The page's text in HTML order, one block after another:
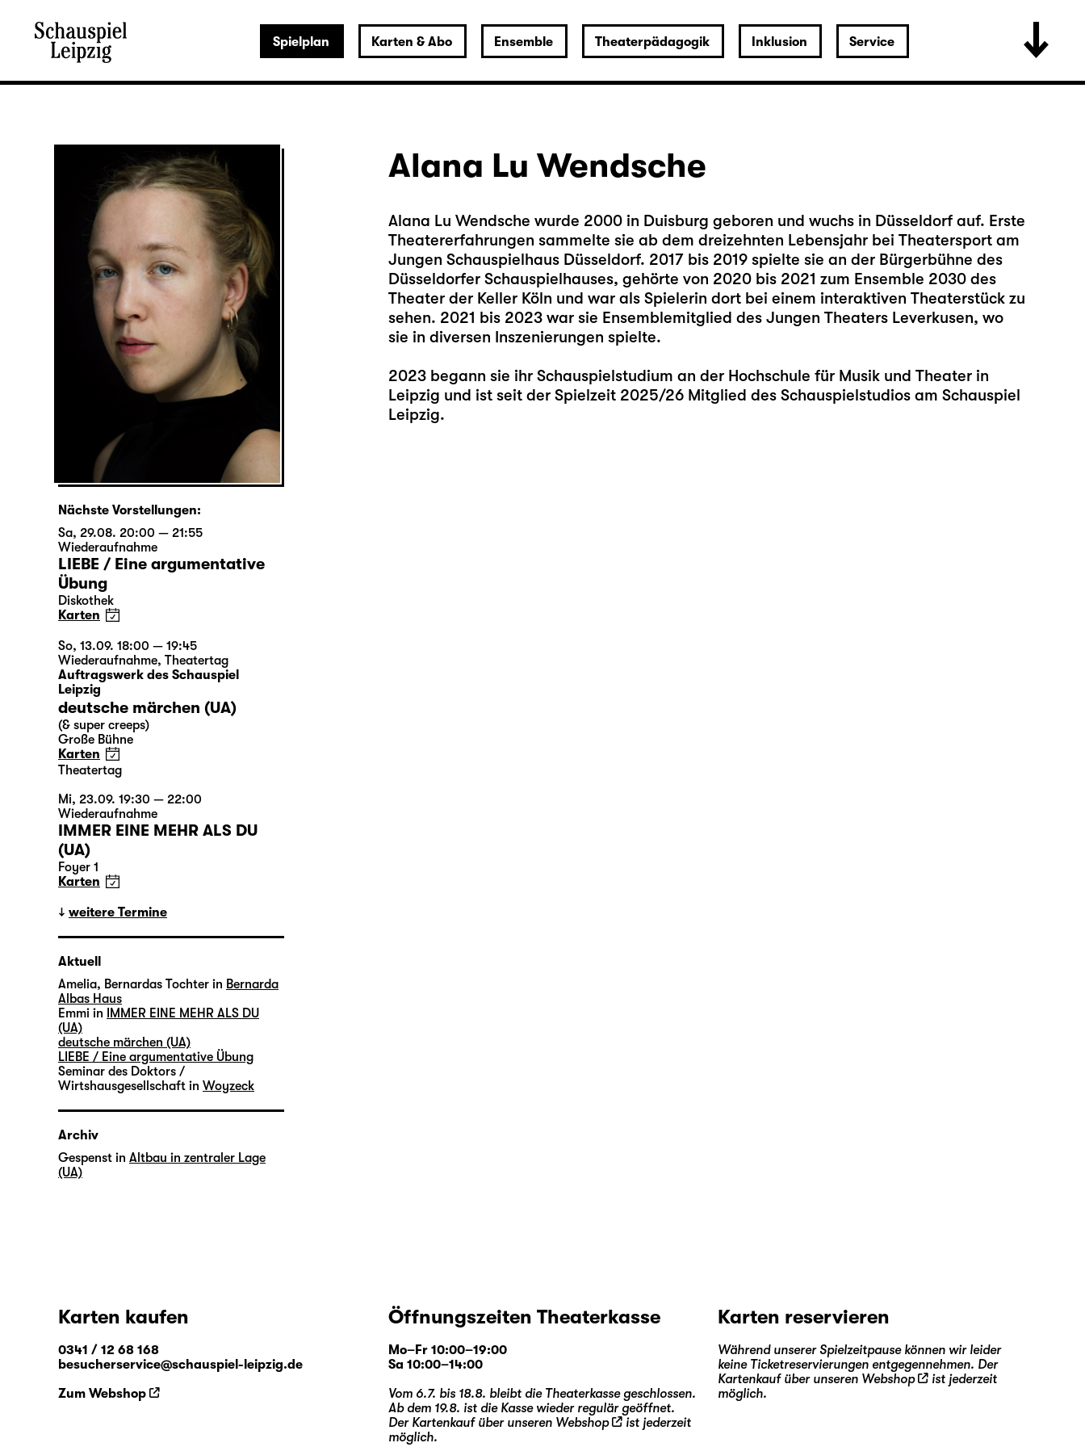
Spielplan Karten & Abo Ensemble Theaterpädagogik Inklusion Service
Alana Lu Wendsche
Alana Lu Wendsche wurde 2000 in Duisburg geboren und wuchs in Düsseldorf auf. Erste
Theatererfahrungen sammelte sie ab dem dreizehnten Lebensjahr bei Theatersport am
Jungen Schauspielhaus Düsseldorf. 2017 bis 2019 spielte sie an der Bürgerbühne des
Düsseldorfer Schauspielhauses, gehörte von 2020 bis 2021 zum Ensemble 2030 des
Theater der Keller Köln und war als Spielerin dort bei einem interaktiven Theaterstück zu
sehen. 2021 bis 2023 war sie Ensemblemitglied des Jungen Theaters Leverkusen, wo
sie in diversen Inszenierungen spielte.
2023 begann sie ihr Schauspielstudium an der Hochschule für Musik und Theater in
Leipzig und ist seit der Spielzeit 2025/26 Mitglied des Schauspielstudios am Schauspiel
Leipzig.
Nächste Vorstellungen:
Sa, 29.08. 20:00 — 21:55
Wiederaufnahme
LIEBE / Eine argumentative
Übung
Diskothek
Karten
So, 13.09. 18:00 — 19:45
Wiederaufnahme, Theatertag
Auftragswerk des Schauspiel
Leipzig
deutsche märchen (UA)
(& super creeps)
Große Bühne
Karten
Theatertag
Mi, 23.09. 19:30 — 22:00
Wiederaufnahme
IMMER EINE MEHR ALS DU
(UA)
Foyer 1
Karten
weitere Termine
Aktuell
Amelia, Bernardas Tochter in Bernarda
Albas Haus
Emmi in
IMMER EINE MEHR ALS DU
(UA)
deutsche märchen (UA)
LIEBE / Eine argumentative Übung
Seminar des Doktors /
Wirtshausgesellschaft in Woyzeck
Archiv
Gespenst in Altbau in zentraler Lage
(UA)
Karten kaufen
0341 / 12 68 168
besucherservice@schauspiel-leipzig.de
Zum Webshop
Öffnungszeiten Theaterkasse
Mo–Fr 10:00–19:00
Sa 10:00–14:00
Vom 6.7. bis 18.8. bleibt die Theaterkasse geschlossen.
Ab dem 19.8. ist die Kasse wieder regulär geöffnet.
Der Kartenkauf über unseren Webshop
ist jederzeit
möglich.
Karten reservieren
Während unserer Spielzeitpause können wir leider
keine Ticketreservierungen entgegennehmen. Der
Kartenkauf über unseren Webshop
ist jederzeit
möglich.